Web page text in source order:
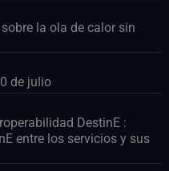
la ola de calor sin
de julio
DestinE :
entre los servicios y sus